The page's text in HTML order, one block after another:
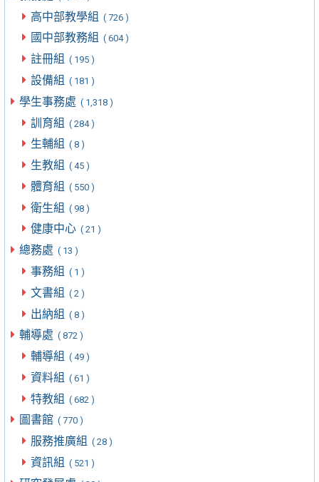
高中部教學組 ( 726 )
國中部教務組 ( 604 )
註冊組 ( 195 )
設備組 ( 181 )
學生事務處 ( 1,318 )
訓育組 ( 284 )
生輔組 ( 8 )
生教組 ( 45 )
體育組 ( 550 )
衛生組 ( 98 )
健康中心 ( 21 )
總務處 ( 13 )
事務組 ( 1 )
文書組 ( 2 )
出納組 ( 8 )
輔導處 ( 872 )
輔導組 ( 49 )
資料組 ( 61 )
特教組 ( 682 )
圖書館 ( 770 )
服務推廣組 ( 28 )
資訊組 ( 521 )